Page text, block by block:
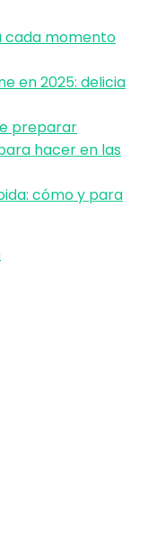
cada momento
en 2025: delicia
preparar
hacer en las
cómo y para